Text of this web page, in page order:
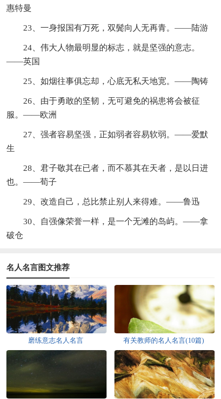
惠特曼
23、一身报国有万死，双鬓向人无再青。——陆游
24、伟大人物最明显的标志，就是坚强的意志。
——英国
25、如烟往事俱忘却，心底无私天地宽。——陶铸
26、由于勇敢的坚韧，无可避免的祸患将会被征
服。——欧洲
27、强者容易坚强，正如弱者容易软弱。——爱默
生
28、君子敬其在已者，而不慕其在天者，是以日进
也。——荀子
29、改造自己，总比禁止别人来得难。——鲁迅
30、自强像荣誉一样，是一个无滩的岛屿。——拿
破仓
名人名言图文推荐
磨练意志名人名言 有关教师的名人名言(10篇)